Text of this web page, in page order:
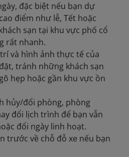
đặc biệt nếu bạn dự
điểm như lễ, Tết hoặc
sạn tại khu vực phố cổ
rất nhanh.
và hình ảnh thực tế của
tránh những khách sạn
hẹp hoặc gần khu vực ồn
hủy/đổi phòng, phòng
đổi lịch trình để bạn vẫn
đổi ngày linh hoạt.
trước về chỗ đỗ xe nếu bạn